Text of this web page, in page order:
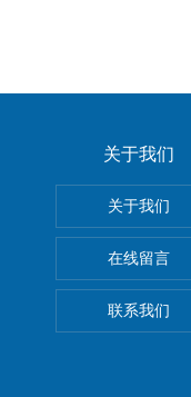
关于我们
关于我们
在线留言
联系我们